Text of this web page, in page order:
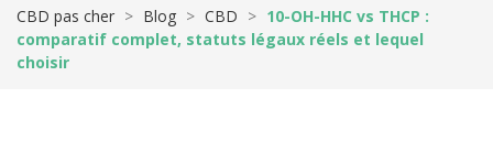
CBD pas cher Blog CBD
10-OH-HHC vs THCP :
comparatif complet, statuts légaux réels et lequel
choisir